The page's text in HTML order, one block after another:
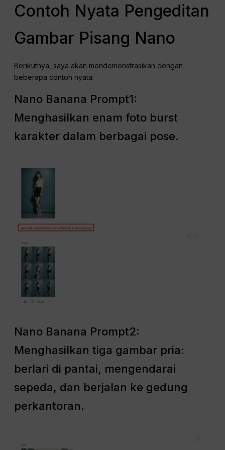
Contoh Nyata Pengeditan
Gambar Pisang Nano
Berikutnya, saya akan mendemonstrasikan dengan
beberapa contoh nyata.
Nano Banana Prompt1:
Menghasilkan enam foto burst
karakter dalam berbagai pose.
Nano Banana Prompt2:
Menghasilkan tiga gambar pria:
berlari di pantai, mengendarai
sepeda, dan berjalan ke gedung
perkantoran.